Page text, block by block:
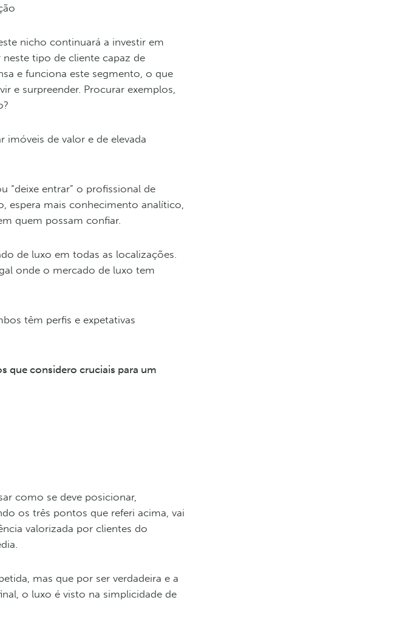
nicho continuará a investir em
tipo de cliente capaz de
e funciona este segmento, o que
e surpreender. Procurar exemplos,
imóveis de valor e de elevada
“deixe entrar” o profissional de
espera mais conhecimento analítico,
quem possam confiar.
de luxo em todas as localizações.
onde o mercado de luxo tem
têm perfis e expetativas
que considero cruciais para um
como se deve posicionar,
os três pontos que referi acima, vai
valorizada por clientes do
mas que por ser verdadeira e a
o luxo é visto na simplicidade de